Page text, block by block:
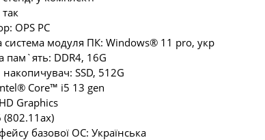
OPS PC
система модуля ПК: Windows® 11 pro, укр
пам`ять: DDR4, 16G
SSD, 512G
Core™ i5 13 gen
Graphics
(802.11ax)
базової ОС: Українська